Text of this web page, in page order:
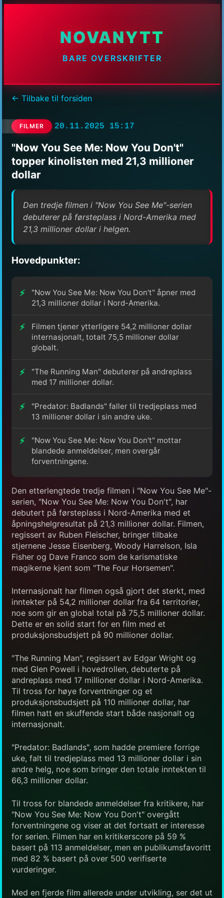
NOVANYTT
BARE OVERSKRIFTER
← Tilbake til forsiden
FILMER 20.11.2025 15:17
"Now You See Me: Now You Don't"
topper kinolisten med 21,3 millioner
dollar
Den tredje filmen i "Now You See Me"-serien
debuterer på førsteplass i Nord-Amerika med
21,3 millioner dollar i helgen.
Hovedpunkter:
"Now You See Me: Now You Don't" åpner med
21,3 millioner dollar i Nord-Amerika.
Filmen tjener ytterligere 54,2 millioner dollar
internasjonalt, totalt 75,5 millioner dollar
globalt.
"The Running Man" debuterer på andreplass
med 17 millioner dollar.
"Predator: Badlands" faller til tredjeplass med
13 millioner dollar i sin andre uke.
"Now You See Me: Now You Don't" mottar
blandede anmeldelser, men overgår
forventningene.
Den etterlengtede tredje filmen i "Now You See Me"-
serien, "Now You See Me: Now You Don't", har
debutert på førsteplass i Nord-Amerika med et
åpningshelgresultat på 21,3 millioner dollar. Filmen,
regissert av Ruben Fleischer, bringer tilbake
stjernene Jesse Eisenberg, Woody Harrelson, Isla
Fisher og Dave Franco som de karismatiske
magikerne kjent som "The Four Horsemen".
Internasjonalt har filmen også gjort det sterkt, med
inntekter på 54,2 millioner dollar fra 64 territorier,
noe som gir en global total på 75,5 millioner dollar.
Dette er en solid start for en film med et
produksjonsbudsjett på 90 millioner dollar.
"The Running Man", regissert av Edgar Wright og
med Glen Powell i hovedrollen, debuterte på
andreplass med 17 millioner dollar i Nord-Amerika.
Til tross for høye forventninger og et
produksjonsbudsjett på 110 millioner dollar, har
filmen hatt en skuffende start både nasjonalt og
internasjonalt.
"Predator: Badlands", som hadde premiere forrige
uke, falt til tredjeplass med 13 millioner dollar i sin
andre helg, noe som bringer den totale inntekten til
66,3 millioner dollar.
Til tross for blandede anmeldelser fra kritikere, har
"Now You See Me: Now You Don't" overgått
forventningene og viser at det fortsatt er interesse
for serien. Filmen har en kritikerscore på 59 %
basert på 113 anmeldelser, men en publikumsfavoritt
med 82 % basert på over 500 verifiserte
vurderinger.
Med en fjerde film allerede under utvikling, ser det ut